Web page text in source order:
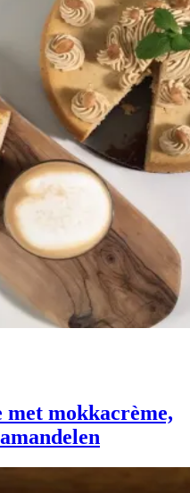
met mokkacrème,